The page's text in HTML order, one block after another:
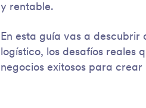
y rentable.
En esta guía vas a descubrir
logístico, los desafíos reales
negocios exitosos para